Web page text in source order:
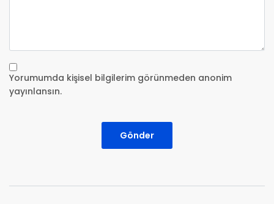
Yorumumda kişisel bilgilerim görünmeden anonim
yayınlansın.
Gönder